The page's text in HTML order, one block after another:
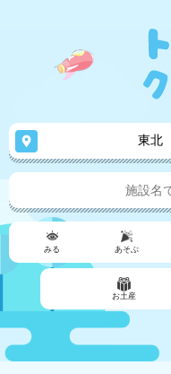
東北
みる あそぶ
お土産